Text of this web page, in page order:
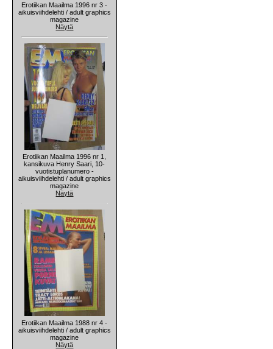
Erotiikan Maailma 1996 nr 3 -
aikuisviihdelehti / adult graphics
magazine
Näytä
Erotiikan Maailma 1996 nr 1,
kansikuva Henry Saari, 10-
vuotistuplanumero -
aikuisviihdelehti / adult graphics
magazine
Näytä
Erotiikan Maailma 1988 nr 4 -
aikuisviihdelehti / adult graphics
magazine
Näytä